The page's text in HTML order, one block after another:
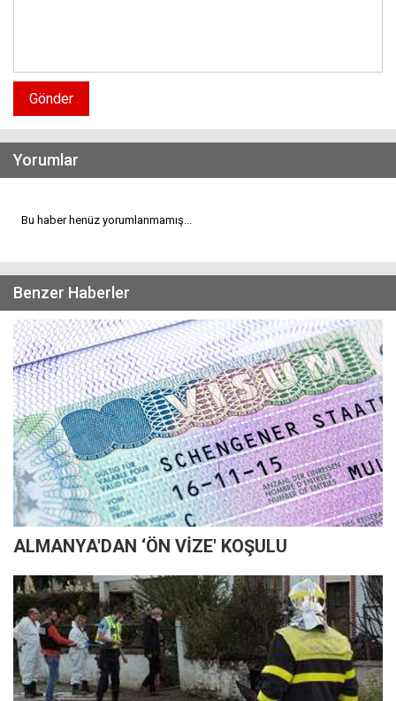
Gönder
Yorumlar
Bu haber henüz yorumlanmamış...
Benzer Haberler
ALMANYA'DAN ‘ÖN VİZE' KOŞULU